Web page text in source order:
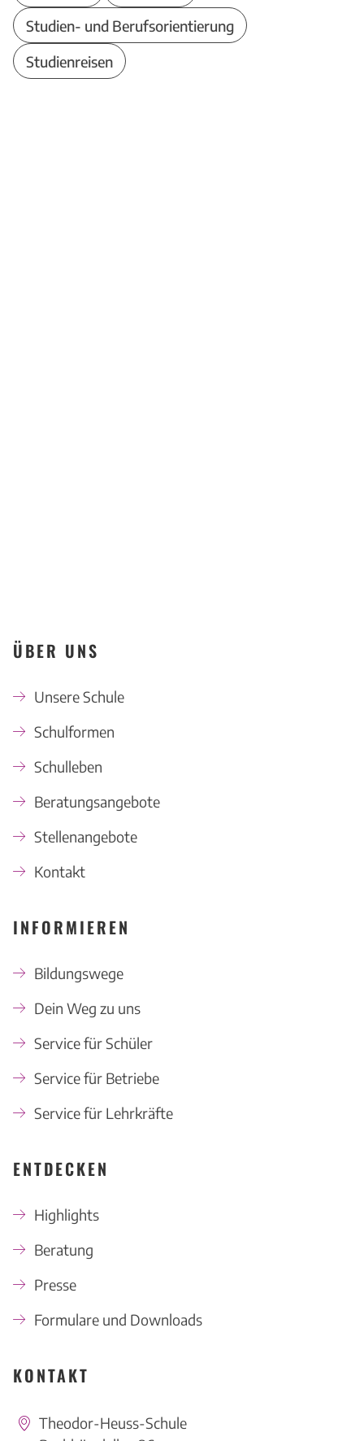
Studien- und Berufsorientierung
Studienreisen
ÜBER UNS
Unsere Schule
Schulformen
Schulleben
Beratungsangebote
Stellenangebote
Kontakt
INFORMIEREN
Bildungswege
Dein Weg zu uns
Service für Schüler
Service für Betriebe
Service für Lehrkräfte
ENTDECKEN
Highlights
Beratung
Presse
Formulare und Downloads
KONTAKT
Theodor-Heuss-Schule